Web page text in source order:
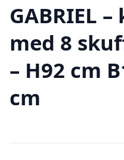
GABRIEL
med 8
– H92 cm
cm